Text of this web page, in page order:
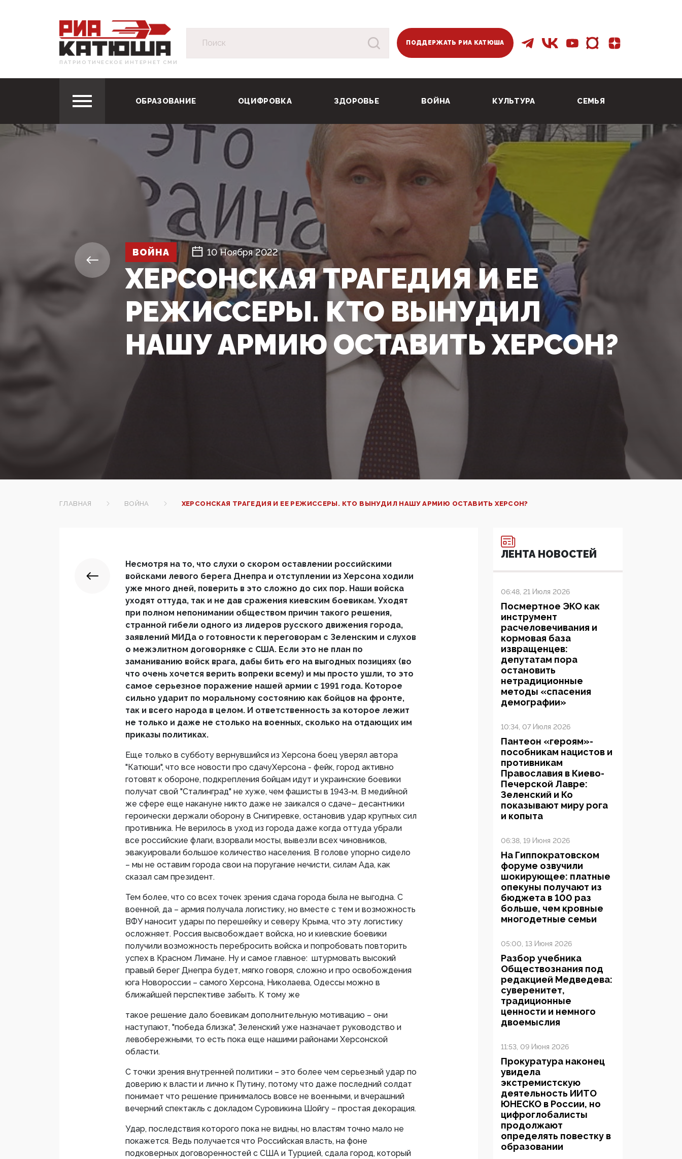
ПАТРИОТИЧЕСКОЕ ИНТЕРНЕТ СМИ
ПОДДЕРЖАТЬ РИА КАТЮША
ОБРАЗОВАНИЕ ОЦИФРОВКА ЗДОРОВЬЕ ВОЙНА КУЛЬТУРА СЕМЬЯ
ВОЙНА 10 Ноября 2022
ХЕРСОНСКАЯ ТРАГЕДИЯ И ЕЕ
РЕЖИССЕРЫ. КТО ВЫНУДИЛ
НАШУ АРМИЮ ОСТАВИТЬ ХЕРСОН?
ГЛАВНАЯ ВОЙНА ХЕРСОНСКАЯ ТРАГЕДИЯ И ЕЕ РЕЖИССЕРЫ. КТО ВЫНУДИЛ НАШУ АРМИЮ ОСТАВИТЬ ХЕРСОН?
Несмотря на то, что слухи о скором оставлении российскими
войсками левого берега Днепра и отступлении из Херсона ходили
уже много дней, поверить в это сложно до сих пор. Наши войска
уходят оттуда, так и не дав сражения киевским боевикам. Уходят
при полном непонимании обществом причин такого решения,
странной гибели одного из лидеров русского движения города,
заявлений МИДа о готовности к переговорам с Зеленским и слухов
о межэлитном договорняке с США. Если это не план по
заманиванию войск врага, дабы бить его на выгодных позициях (во
что очень хочется верить вопреки всему) и мы просто ушли, то это
самое серьезное поражение нашей армии с 1991 года. Которое
сильно ударит по моральному состоянию как бойцов на фронте,
так и всего народа в целом. И ответственность за которое лежит
не только и даже не столько на военных, сколько на отдающих им
приказы политиках.
Еще только в субботу вернувшийся из Херсона боец уверял автора
"Катюши", что все новости про сдачуХерсона - фейк, город активно
готовят к обороне, подкрепления бойцам идут и украинские боевики
получат свой "Сталинград" не хуже, чем фашисты в 1943-м. В медийной
же сфере еще накануне никто даже не заикался о сдаче– десантники
героически держали оборону в Снигиревке, остановив удар крупных сил
противника. Не верилось в уход из города даже когда оттуда убрали
все российские флаги, взорвали мосты, вывезли всех чиновников,
эвакуировали большое количество населения. В голове упорно сидело
– мы не оставим города свои на поругание нечисти, силам Ада, как
сказал сам президент.
Тем более, что со всех точек зрения сдача города была не выгодна. С
военной, да – армия получала логистику, но вместе с тем и возможность
ВФУ наносит удары по перешейку и северу Крыма, что эту логистику
осложняет. Россия высвобождает войска, но и киевские боевики
получили возможность перебросить войска и попробовать повторить
успех в Красном Лимане. Ну и самое главное: штурмовать высокий
правый берег Днепра будет, мягко говоря, сложно и про освобождения
юга Новороссии – самого Херсона, Николаева, Одессы можно в
ближайшей перспективе забыть. К тому же
такое решение дало боевикам дополнительную мотивацию – они
наступают, "победа близка", Зеленский уже назначает руководство и
левобережными, то есть пока еще нашими районами Херсонской
области.
С точки зрения внутренней политики – это более чем серьезный удар по
доверию к власти и лично к Путину, потому что даже последний солдат
понимает что решение принималось вовсе не военными, и вчерашний
вечерний спектакль с докладом Суровикина Шойгу – простая декорация.
Удар, последствия которого пока не видны, но властям точно мало не
покажется. Ведь получается что Российская власть, на фоне
подковерных договоренностей с США и Турцией, сдала город, который
ЛЕНТА НОВОСТЕЙ
06:48, 21 Июля 2026
Посмертное ЭКО как
инструмент
расчеловечивания и
кормовая база
извращенцев:
депутатам пора
остановить
нетрадиционные
методы «спасения
демографии»
10:34, 07 Июля 2026
Пантеон «героям»-
пособникам нацистов и
противникам
Православия в Киево-
Печерской Лавре:
Зеленский и Ко
показывают миру рога
и копыта
06:38, 19 Июня 2026
На Гиппократовском
форуме озвучили
шокирующее: платные
опекуны получают из
бюджета в 100 раз
больше, чем кровные
многодетные семьи
05:00, 13 Июня 2026
Разбор учебника
Обществознания под
редакцией Медведева:
суверенитет,
традиционные
ценности и немного
двоемыслия
11:53, 09 Июня 2026
Прокуратура наконец
увидела
экстремистскую
деятельность ИИТО
ЮНЕСКО в России, но
цифроглобалисты
продолжают
определять повестку в
образовании